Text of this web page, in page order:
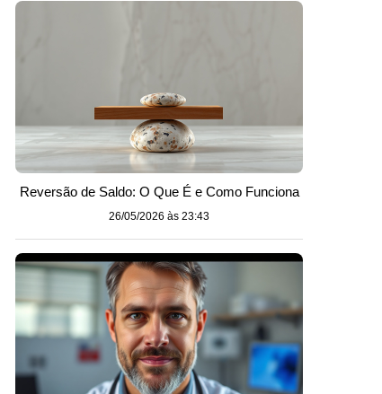
Reversão de Saldo: O Que É e Como Funciona
26/05/2026 às 23:43